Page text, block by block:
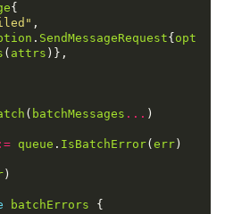
. SendMessageRequest{ opt
( attrs
( batchMessages ...
:= queue . IsBatchError( err
batchErrors